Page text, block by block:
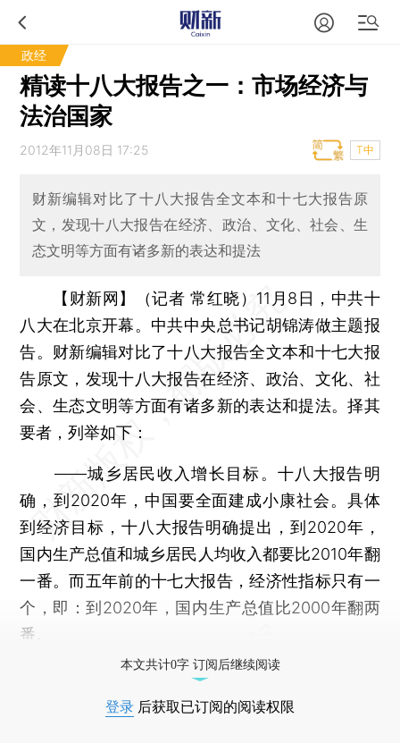
政经
精读十八大报告之一：市场经济与
法治国家
2012年11月08日 17:25 T中
财新编辑对比了十八大报告全文本和十七大报告原
文，发现十八大报告在经济、政治、文化、社会、生
态文明等方面有诸多新的表达和提法
【财新网】（记者 常红晓） 11月8日，中共十
八大在北京开幕。中共中央总书记胡锦涛做主题报
告。财新编辑对比了十八大报告全文本和十七大报
告原文，发现十八大报告在经济、政治、文化、社
会、生态文明等方面有诸多新的表达和提法。择其
要者，列举如下：
——城乡居民收入增长目标。十八大报告明
确，到2020年，中国要全面建成小康社会。具体
到经济目标，十八大报告明确提出，到2020年，
国内生产总值和城乡居民人均收入都要比2010年翻
一番。而五年前的十七大报告，经济性指标只有一
个，即：到2020年，国内生产总值比2000年翻两
番。
本文共计0字 订阅后继续阅读
登录 后获取已订阅的阅读权限